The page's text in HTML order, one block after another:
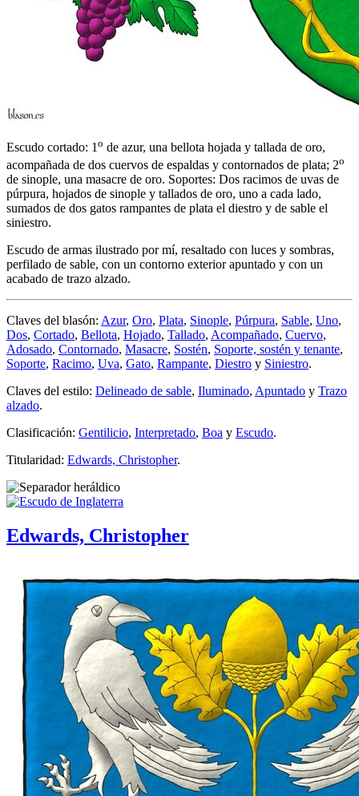
Escudo cortado: 1 o de azur, una bellota hojada y tallada de oro,
acompañada de dos cuervos de espaldas y contornados de plata; 2o
de sinople, una masacre de oro. Soportes: Dos racimos de uvas de
púrpura, hojados de sinople y tallados de oro, uno a cada lado,
sumados de dos gatos rampantes de plata el diestro y de sable el
siniestro.
Escudo de armas ilustrado por mí, resaltado con luces y sombras,
perfilado de sable, con un contorno exterior apuntado y con un
acabado de trazo alzado.
Claves del blasón: Azur, Oro, Plata, Sinople, Púrpura, Sable, Uno,
Dos, Cortado, Bellota, Hojado, Tallado, Acompañado, Cuervo,
Adosado, Contornado, Masacre, Sostén, Soporte, sostén y tenante,
Soporte, Racimo, Uva, Gato, Rampante, Diestro y Siniestro.
Claves del estilo: Delineado de sable, Iluminado, Apuntado y Trazo
alzado.
Clasificación: Gentilicio, Interpretado, Boa y Escudo.
Titularidad: Edwards, Christopher.
Edwards, Christopher